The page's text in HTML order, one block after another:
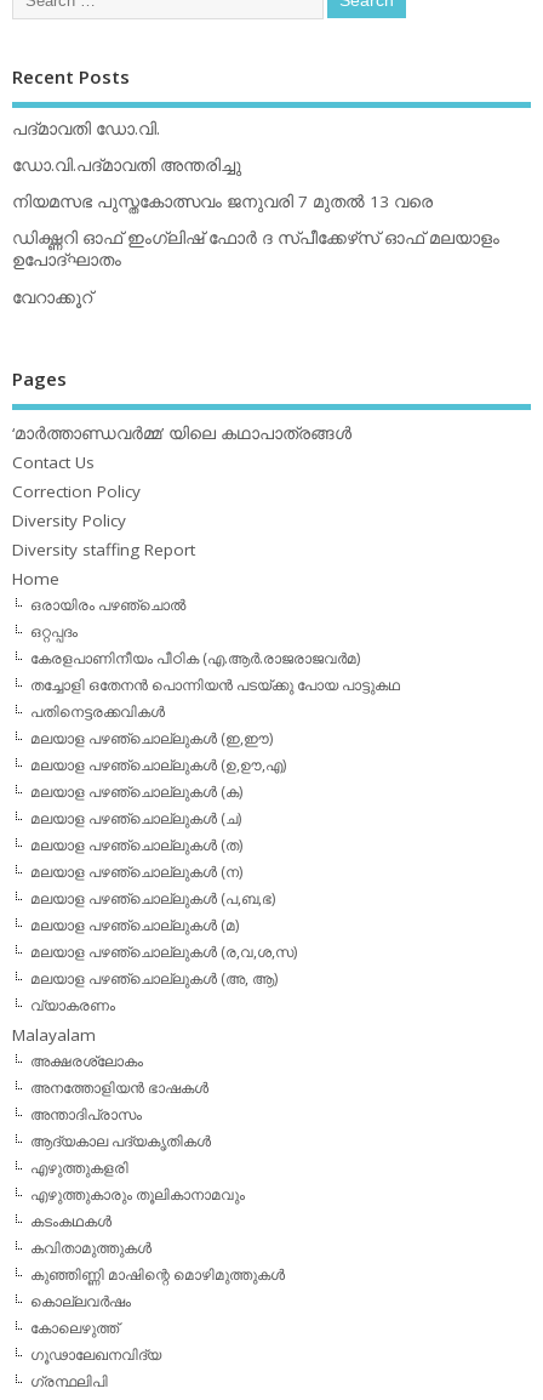
Recent Posts
പദ്മാവതി ഡോ.വി.
ഡോ.വി.പദ്മാവതി അന്തരിച്ചു
നിയമസഭ പുസ്തകോത്സവം ജനുവരി 7 മുതല്‍ 13 വരെ
ഡിക്ഷ്ണറി ഓഫ് ഇംഗ്ലിഷ് ഫോര്‍ ദ സ്പീക്കേഴ്‌സ് ഓഫ് മലയാളം
ഉപോദ്ഘാതം
വേറാക്കൂറ്
Pages
‘മാര്‍ത്താണ്ഡവര്‍മ്മ’ യിലെ കഥാപാത്രങ്ങള്‍
Contact Us
Correction Policy
Diversity Policy
Diversity staffing Report
Home
ഒരായിരം പഴഞ്ചൊല്‍
ഒറ്റപ്പദം
കേരളപാണിനീയം പീഠിക (എ.ആര്‍.രാജരാജവര്‍മ)
തച്ചോളി ഒതേനൻ പൊന്നിയൻ പടയ്‌ക്കു പോയ പാട്ടുകഥ
പതിനെട്ടരക്കവികള്‍
മലയാള പഴഞ്ചൊല്ലുകള്‍ (ഇ,ഈ)
മലയാള പഴഞ്ചൊല്ലുകള്‍ (ഉ,ഊ,എ)
മലയാള പഴഞ്ചൊല്ലുകള്‍ (ക)
മലയാള പഴഞ്ചൊല്ലുകള്‍ (ച)
മലയാള പഴഞ്ചൊല്ലുകള്‍ (ത)
മലയാള പഴഞ്ചൊല്ലുകള്‍ (ന)
മലയാള പഴഞ്ചൊല്ലുകള്‍ (പ,ബ,ഭ)
മലയാള പഴഞ്ചൊല്ലുകള്‍ (മ)
മലയാള പഴഞ്ചൊല്ലുകള്‍ (ര,വ,ശ,സ)
മലയാള പഴഞ്ചൊല്ലുകൾ (അ, ആ)
വ്യാകരണം
Malayalam
അക്ഷരശ്ലോകം
അനത്തോളിയന്‍ ഭാഷകള്‍
അന്താദിപ്രാസം
ആദ്യകാല പദ്യകൃതികള്‍
എഴുത്തുകളരി
എഴുത്തുകാരും തൂലികാനാമവും
കടംകഥകള്‍
കവിതാമുത്തുകള്‍
കുഞ്ഞിണ്ണി മാഷിന്റെ മൊഴിമുത്തുകള്‍
കൊല്ലവര്‍ഷം
കോലെഴുത്ത്
ഗൂഢാലേഖനവിദ്യ
ഗ്രന്ഥലിപി